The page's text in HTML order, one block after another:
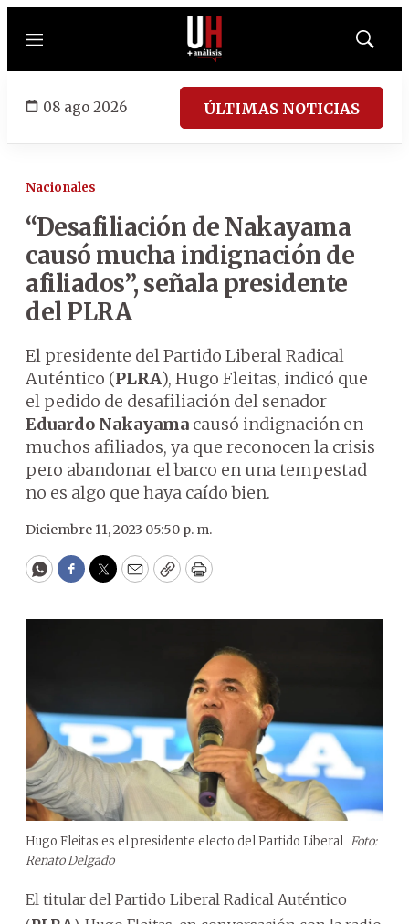
Menú
Mostrar
08 ago 2026 ÚLTIMAS NOTICIAS
Nacionales
“Desafiliación de Nakayama
causó mucha indignación de
afiliados”, señala presidente
del PLRA
El presidente del Partido Liberal Radical
Auténtico (PLRA), Hugo Fleitas, indicó que
el pedido de desafiliación del senador
Eduardo Nakayama causó indignación en
muchos afiliados, ya que reconocen la crisis
pero abandonar el barco en una tempestad
no es algo que haya caído bien.
Diciembre 11, 2023 05:50 p. m.
WhatsApp
Facebook
Twitter
EmailCopyPrint
Hugo Fleitas es el presidente electo del Partido Liberal Foto:
Renato Delgado
El titular del Partido Liberal Radical Auténtico